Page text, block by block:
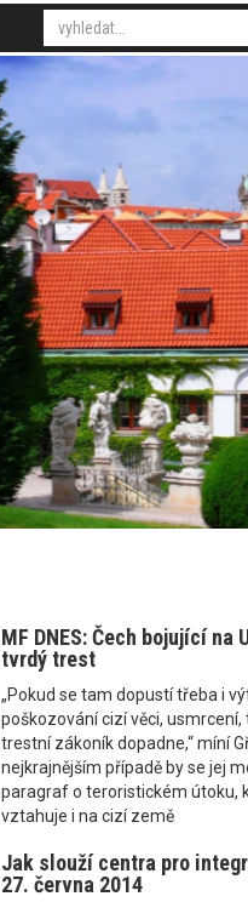
MF DNES: Čech bojující na
tvrdý trest
„Pokud se tam dopustí třeba i
poškozování cizí věci, usmrcení,
trestní zákoník dopadne,“ míní
nejkrajnějším případě by se jej
paragraf o teroristickém útoku,
vztahuje i na cizí země
Jak slouží centra pro
27. června 2014